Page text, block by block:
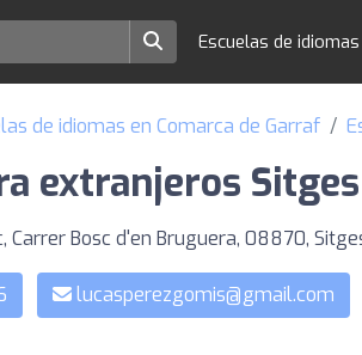
Escuelas de
de idiomas en Comarca de Garraf
extranjeros
Carrer Bosc d'en Bruguera, 08870,
lucasperezgomis@gmail.com